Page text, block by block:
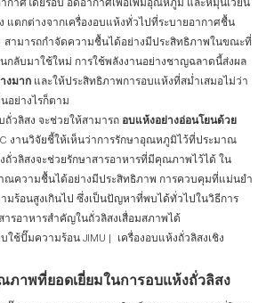
กาศโดยรอบ อัดอากาศเพื่อเพิ่มอุณหภูมิ และหมุนเวียน
แตกต่างจากเครื่องอบแห้งทั่วไปที่ระบายอากาศชื้น
สามารถกำจัดความชื้นได้อย่างมีประสิทธิภาพในขณะที่
กลับมาใช้ใหม่ การใช้พลังงานอย่างชาญฉลาดนี้ส่งผล
งมาก และให้ประสิทธิภาพการอบแห้งที่สม่ำเสมอไม่ว่า
อย่างไรก็ตาม
ถั่วลิสง จะช่วยให้สามารถ อบแห้งอย่างอ่อนโยนด้วย
งานวิจัยชี้ให้เห็นว่าการรักษาอุณหภูมิไว้ที่ประมาณ
ถั่วลิสงจะช่วยรักษาสารอาหารที่มีคุณภาพไว้ได้ ใน
ณความชื้นได้อย่างมีประสิทธิภาพ การควบคุมที่แม่นยำ
มร้อนสูงเกินไป ซึ่งเป็นปัญหาที่พบได้ทั่วไปในวิธีการ
รอาหารสำคัญในถั่วลิสงเสื่อมสภาพได้
าพที่ยอดเยี่ยมในการอบแห้งถั่วลิสง